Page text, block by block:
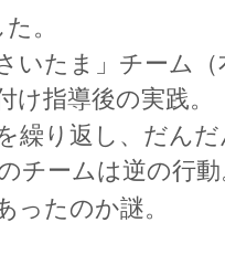
。
いたま」チーム
け指導後の実践。
繰り返し、だん
チームは逆の行動
ったのか謎。